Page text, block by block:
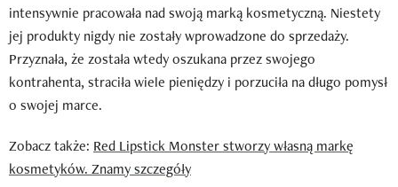
intensywnie pracowała nad swoją marką kosmetyczną. Niestety
jej produkty nigdy nie zostały wprowadzone do sprzedaży.
Przyznała, że została wtedy oszukana przez swojego
kontrahenta, straciła wiele pieniędzy i porzuciła na długo pomysł
o swojej marce.
Zobacz także: Red Lipstick Monster stworzy własną markę
kosmetyków. Znamy szczegóły